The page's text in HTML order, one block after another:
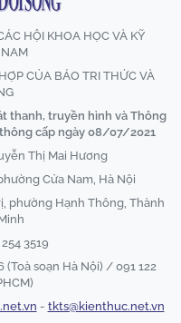
HỘI KHOA HỌC VÀ KỸ
CỦA BÁO TRI THỨC VÀ
thanh, truyền hình và Thông
cấp ngày 08/07/2021
Thị Mai Hương
Cửa Nam, Hà Nội
phường Hạnh Thông, Thành
3519
(Toà soạn Hà Nội) / 091 122
- tkts@kienthuc.net.vn